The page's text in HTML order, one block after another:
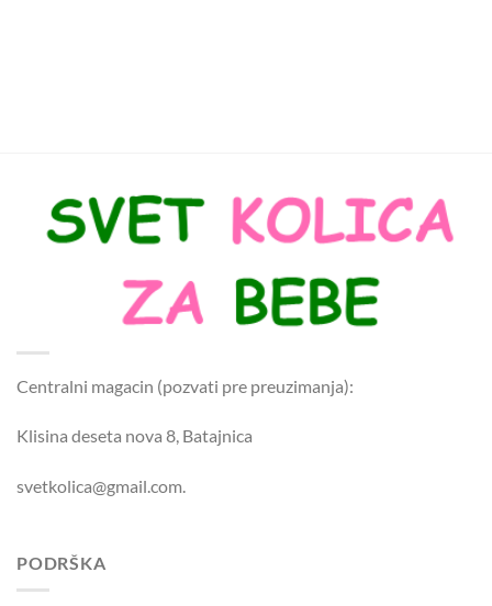
Centralni magacin (pozvati pre preuzimanja):
Klisina deseta nova 8, Batajnica
svetkolica@gmail.com.
PODRŠKA